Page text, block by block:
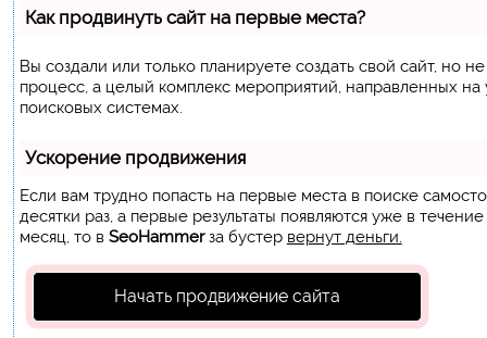
Как продвинуть сайт на первые места?
Вы создали или только планируете создать свой сайт, но
процесс, а целый комплекс мероприятий, направленных
поисковых системах.
Ускорение продвижения
Если вам трудно попасть на первые места в поиске
десятки раз, а первые результаты появляются уже в
месяц, то в SeoHammerза бустер вернут деньги.
Начать продвижение сайта